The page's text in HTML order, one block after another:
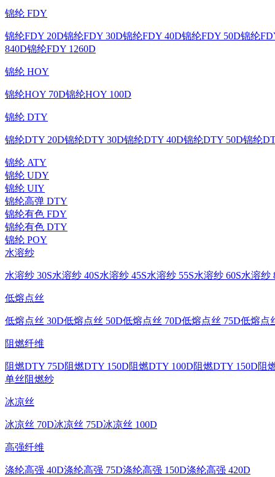
锦纶 FDY
锦纶FDY 20D锦纶FDY 30D锦纶FDY 40D锦纶FDY 50D锦纶
840D锦纶FDY 1260D
锦纶 HOY
锦纶HOY 70D锦纶HOY 100D
锦纶 DTY
锦纶DTY 20D锦纶DTY 30D锦纶DTY 40D锦纶DTY 50D锦纶
锦纶 ATY
锦纶 UDY
锦纶 UIY
锦纶高弹 DTY
锦纶有色 FDY
锦纶有色 DTY
锦纶 POY
水溶纱
水溶纱 30S水溶纱 40S水溶纱 45S水溶纱 55S水溶纱 60S水溶纱
低熔点丝
低熔点丝 30D低熔点丝 50D低熔点丝 70D低熔点丝 75D低熔点
阻燃纤维
阻燃DTY 75D阻燃DTY 150D阻燃DTY 100D阻燃DTY 150D阻
单丝阻燃纱
冰凉丝
冰凉丝 70D冰凉丝 75D冰凉丝 100D
高强纤维
涤纶高强 40D涤纶高强 75D涤纶高强 150D涤纶高强 420D